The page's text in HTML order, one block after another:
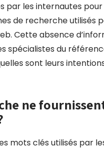
par les internautes
de recherche utilisés
Cette absence
spécialistes du
sont leurs
ne
mots clés utilisés par